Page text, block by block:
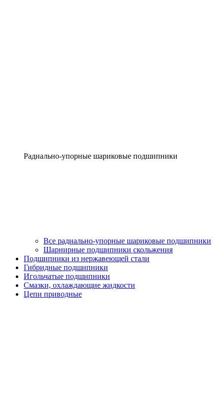
Радиально-упорные шариковые подшипники
Все радиально-упорные шариковые подшипники
Шарнирные подшипники скольжения
Подшипники из нержавеющей стали
Гибридные подшипники
Игольчатые подшипники
Смазки, охлаждающие жидкости
Цепи приводные